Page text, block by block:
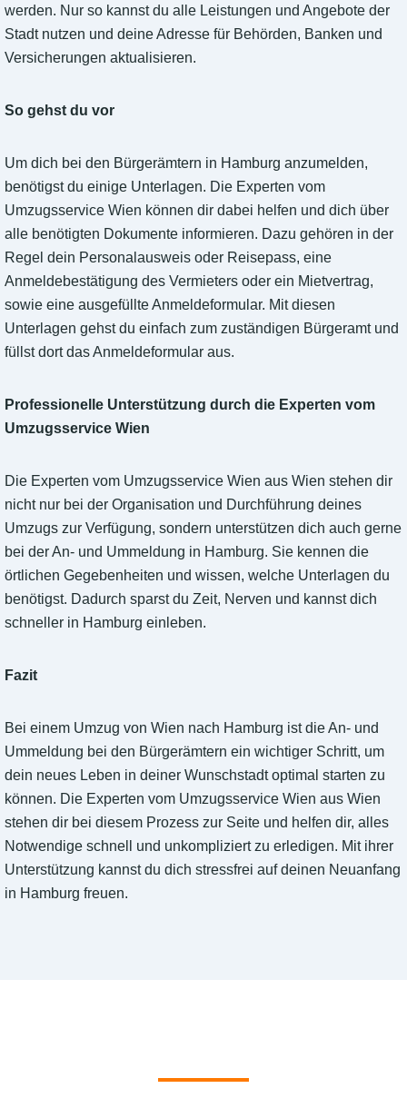
werden. Nur so kannst du alle Leistungen und Angebote der
Stadt nutzen und deine Adresse für Behörden, Banken und
Versicherungen aktualisieren.
So gehst du vor
Um dich bei den Bürgerämtern in Hamburg anzumelden,
benötigst du einige Unterlagen. Die Experten vom
Umzugsservice Wien können dir dabei helfen und dich über
alle benötigten Dokumente informieren. Dazu gehören in der
Regel dein Personalausweis oder Reisepass, eine
Anmeldebestätigung des Vermieters oder ein Mietvertrag,
sowie eine ausgefüllte Anmeldeformular. Mit diesen
Unterlagen gehst du einfach zum zuständigen Bürgeramt und
füllst dort das Anmeldeformular aus.
Professionelle Unterstützung durch die Experten vom
Umzugsservice Wien
Die Experten vom Umzugsservice Wien aus Wien stehen dir
nicht nur bei der Organisation und Durchführung deines
Umzugs zur Verfügung, sondern unterstützen dich auch gerne
bei der An- und Ummeldung in Hamburg. Sie kennen die
örtlichen Gegebenheiten und wissen, welche Unterlagen du
benötigst. Dadurch sparst du Zeit, Nerven und kannst dich
schneller in Hamburg einleben.
Fazit
Bei einem Umzug von Wien nach Hamburg ist die An- und
Ummeldung bei den Bürgerämtern ein wichtiger Schritt, um
dein neues Leben in deiner Wunschstadt optimal starten zu
können. Die Experten vom Umzugsservice Wien aus Wien
stehen dir bei diesem Prozess zur Seite und helfen dir, alles
Notwendige schnell und unkompliziert zu erledigen. Mit ihrer
Unterstützung kannst du dich stressfrei auf deinen Neuanfang
in Hamburg freuen.